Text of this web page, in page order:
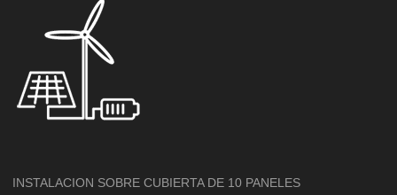
INSTALACION SOBRE CUBIERTA DE 10 PANELES